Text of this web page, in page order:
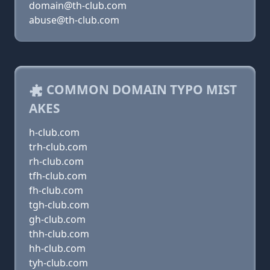
domain@th-club.com
abuse@th-club.com
COMMON DOMAIN TYPO MIST
AKES
h-club.com
trh-club.com
rh-club.com
tfh-club.com
fh-club.com
tgh-club.com
gh-club.com
thh-club.com
hh-club.com
tyh-club.com